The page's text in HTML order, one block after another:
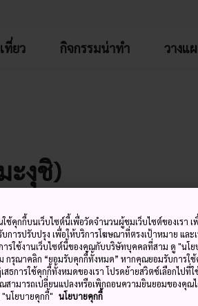
ที่ยว กิจกรรมน่าทำ วางแ
ะงุชิ)
อุณหภูมิ
สูงสุด
อุณหภูมิ
ต่ำสุด
หยาด
คุกกี้บนเว็บไซต์นี้เพื่อวัดจำนวนผู้ชมเว็บไซต์ของเรา เ
ารปรับปรุง เพื่อให้บริการโฆษณาที่ตรงเป้าหมาย และ
ารใช้งานเว็บไซต์นี้ของคุณกับบริษัทบุคคลที่สาม ดู "นโย
กรุณาคลิก “ยอมรับคุกกี้ทั้งหมด” หากคุณยอมรับการใช้
ธการใช้คุกกี้ทั้งหมดของเรา โปรดย้ายสวิตช์เลือกไปที่ใ
ามารถเปลี่ยนแปลงหรือเพิกถอนความยินยอมของคุณ
"นโยบายคุกกี้" นโยบายคุกกี้